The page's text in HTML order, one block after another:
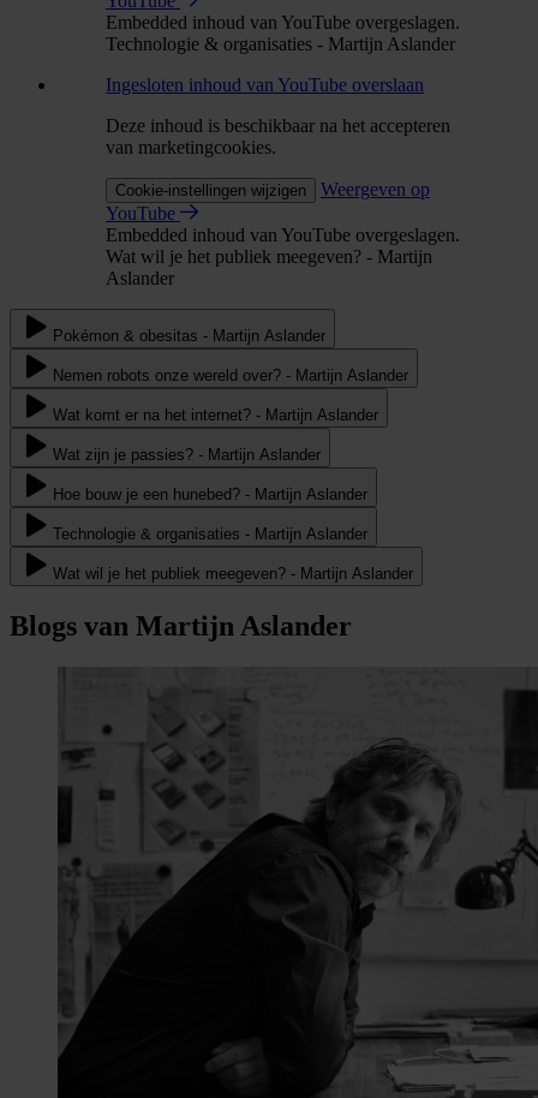
Embedded inhoud van YouTube overgeslagen.
Technologie & organisaties - Martijn Aslander
Ingesloten inhoud van YouTube overslaan
Deze inhoud is beschikbaar na het accepteren
van marketingcookies.
Cookie-instellingen wijzigen
Weergeven op
YouTube
Embedded inhoud van YouTube overgeslagen.
Wat wil je het publiek meegeven? - Martijn
Aslander
Pokémon & obesitas - Martijn Aslander
Nemen robots onze wereld over? - Martijn Aslander
Wat komt er na het internet? - Martijn Aslander
Wat zijn je passies? - Martijn Aslander
Hoe bouw je een hunebed? - Martijn Aslander
Technologie & organisaties - Martijn Aslander
Wat wil je het publiek meegeven? - Martijn Aslander
Blogs van Martijn Aslander